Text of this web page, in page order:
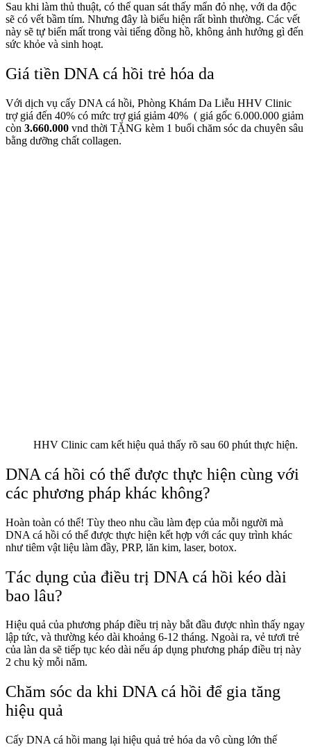
Sau khi làm thủ thuật, có thể quan sát thấy mẩn đỏ nhẹ, với da độc
sẽ có vết bầm tím. Nhưng đây là biểu hiện rất bình thường. Các vết
này sẽ tự biến mất trong vài tiếng đồng hồ, không ảnh hưởng gì đến
sức khỏe và sinh hoạt.
Giá tiền DNA cá hồi trẻ hóa da
Với dịch vụ cấy DNA cá hồi, Phòng Khám Da Liễu HHV Clinic
trợ giá đến 40% có mức trợ giá giảm 40% ( giá gốc 6.000.000 giảm
còn 3.660.000 vnd thời TẶNG kèm 1 buổi chăm sóc da chuyên sâu
bằng dưỡng chất collagen.
HHV Clinic cam kết hiệu quả thấy rõ sau 60 phút thực hiện.
DNA cá hồi có thể được thực hiện cùng với
các phương pháp khác không?
Hoàn toàn có thể! Tùy theo nhu cầu làm đẹp của mỗi người mà
DNA cá hồi có thể được thực hiện kết hợp với các quy trình khác
như tiêm vật liệu làm đầy, PRP, lăn kim, laser, botox.
Tác dụng của điều trị DNA cá hồi kéo dài
bao lâu?
Hiệu quả của phương pháp điều trị này bắt đầu được nhìn thấy ngay
lập tức, và thường kéo dài khoảng 6-12 tháng. Ngoài ra, vẻ tươi trẻ
của làn da sẽ tiếp tục kéo dài nếu áp dụng phương pháp điều trị này
2 chu kỳ mỗi năm.
Chăm sóc da khi DNA cá hồi để gia tăng
hiệu quả
Cấy DNA cá hồi mang lại hiệu quả trẻ hóa da vô cùng lớn thế